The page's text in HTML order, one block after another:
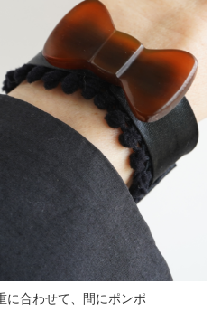
に合わせて、間にポンポ